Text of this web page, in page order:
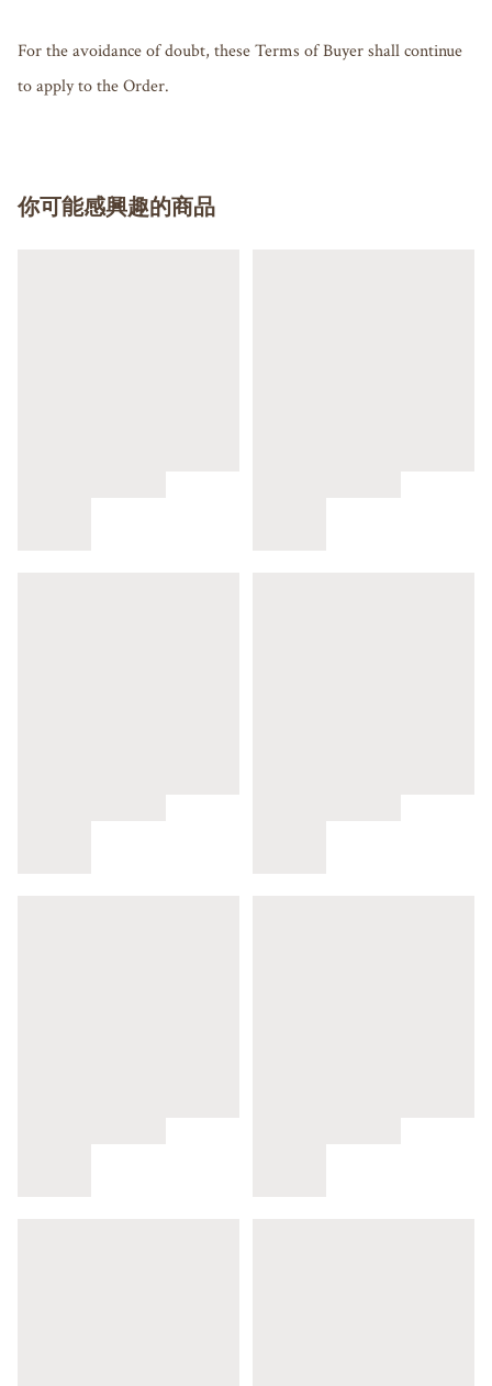
For the avoidance of doubt, these Terms of Buyer shall continue
to apply to the Order.
你可能感興趣的商品